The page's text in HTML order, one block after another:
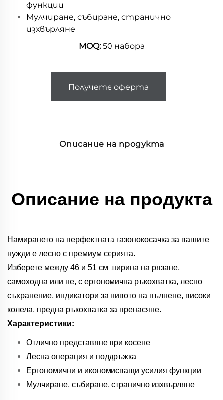
функции
Мулчиране, събиране, странично
изхвърляне
MOQ:50 набора
Получете оферта
Описание на продукта
Описание на продукта
Намирането на перфектната газонокосачка за вашите
нужди е лесно с премиум серията.
Изберете между 46 и 51 см ширина на рязане,
самоходна или не, с ергономична ръкохватка, лесно
съхранение, индикатори за нивото на пълнене, високи
колела, предна ръкохватка за пренасяне.
Характеристики:
Отлично представяне при косене
Лесна операция и поддръжка
Ергономични и икономисващи усилия функции
Мулчиране, събиране, странично изхвърляне